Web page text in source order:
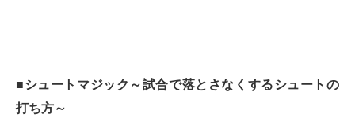
■シュートマジック～試合で落とさなくするシュートの
打ち方～